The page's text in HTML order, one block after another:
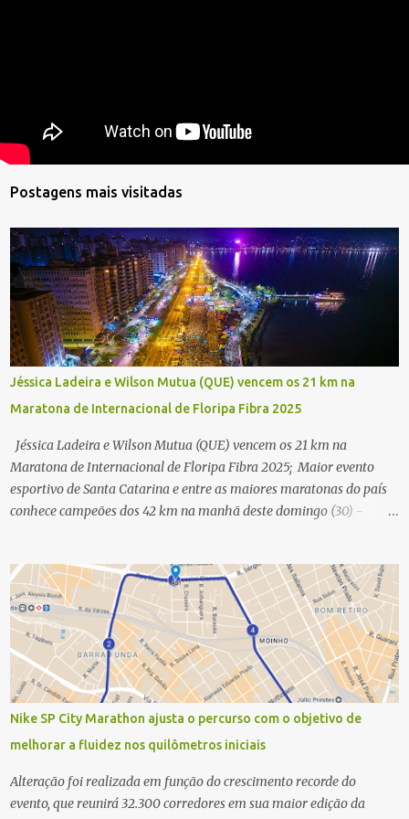
Postagens mais visitadas
Jéssica Ladeira e Wilson Mutua (QUE) vencem os 21 km na
Maratona de Internacional de Floripa Fibra 2025
Jéssica Ladeira e Wilson Mutua (QUE) vencem os 21 km na
Maratona de Internacional de Floripa Fibra 2025; Maior evento
esportivo de Santa Catarina e entre as maiores maratonas do país
conhece campeões dos 42 km na manhã deste domingo (30) -
Floripa Fibra 2025. Na manhã deste sábado (30) foram conhecidos
os campeões dos 21 km do maior evento esportivo de Santa
Catarina. A mineira Jessica Ladeira e o queniano Wilson Mutua
foram os vencedores da meia maratona, ambos com a quebra de
recorde da prova. Neste domingo (31) será a vez da prova principal,
os 42,195 km da maratona, além da corrida de 5 KM. As largadas,
na Avenida Beira-Mar Norte, em Florianópolis, na altura do
Trapiche, começam às 5h10. Entre as maiores maratonas
brasileiras deste ano, a Maratona Internacional de Floripa Fibra
2025 reúne um total de 19.230 atletas. Além da meia marat...
Nike SP City Marathon ajusta o percurso com o objetivo de
melhorar a fluidez nos quilômetros iniciais
Alteração foi realizada em função do crescimento recorde do
evento, que reunirá 32.300 corredores em sua maior edição da